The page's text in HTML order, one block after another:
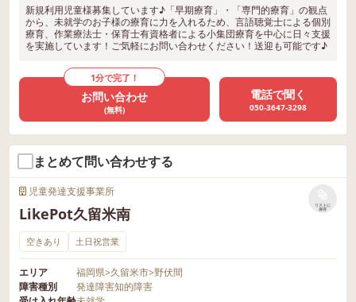
新規利用児童様募集しています♪「早期療育」・「専門的療育」の観点
から、未就学のお子様の療育に力を入れるため、言語聴覚士による個別
療育、作業療法士・保育士有資格者による小集団療育を中心に日々支援
を実施しています！ご気軽にお問い合わせください！送迎も可能です♪
1分で完了！
お問い合わせ
(無料)
電話で聞く
050-3647-3298
まとめて問い合わせする
児童発達支援事業所
LikePot久留米南
リストに
保存
空きあり 土日祝営業
エリア 福岡県>久留米市>野伏間
障害種別
発達障害知的障害